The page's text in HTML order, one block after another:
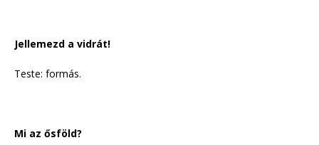
Jellemezd a vidrát!
Teste: formás.
Mi az ősföld?